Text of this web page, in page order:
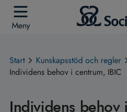
Meny
Start Kunskapsstöd och regler
Individens behov i centrum, IBIC
Individens behov